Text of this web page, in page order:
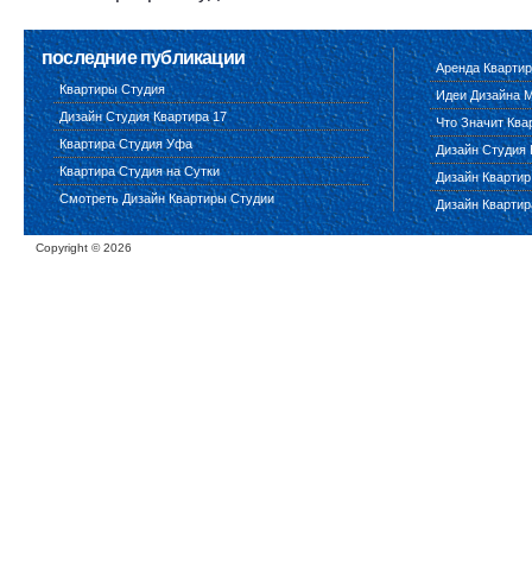
последние публикации
Квартиры Студия
Дизайн Студия Квартира 17
Квартира Студия Уфа
Квартира Студия на Сутки
Смотреть Дизайн Квартиры Студии
Аренда
Идеи Дизайна
Что Значит
Дизайн Студия
Дизайн
Дизайн
Copyright ©2026